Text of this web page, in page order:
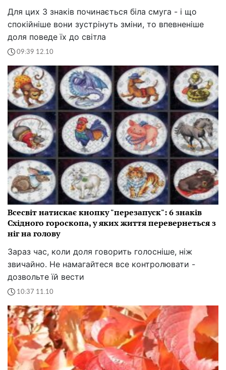
Для цих 3 знаків починається біла смуга - і що
спокійніше вони зустрінуть зміни, то впевненіше
доля поведе їх до світла
09:39 12.10
Всесвіт натискає кнопку "перезапуск": 6 знаків
Східного гороскопа, у яких життя перевернеться з
ніг на голову
Зараз час, коли доля говорить голосніше, ніж
звичайно. Не намагайтеся все контролювати -
дозвольте їй вести
10:37 11.10